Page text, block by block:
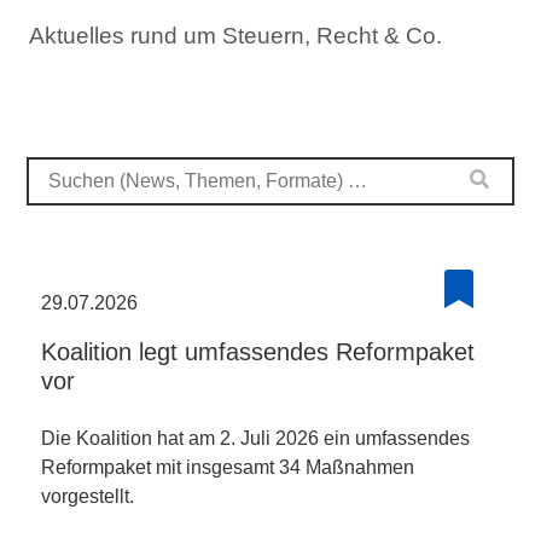
Aktuelles rund um Steuern, Recht & Co.
29.07.2026
Koalition legt umfassendes Reformpaket
vor
Die Koalition hat am 2. Juli 2026 ein umfassendes
Reformpaket mit insgesamt 34 Maßnahmen
vorgestellt.